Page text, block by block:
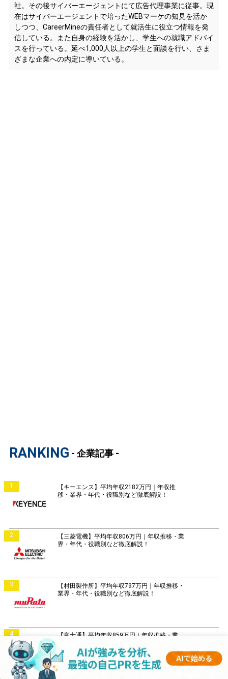
社。その後サイバーエージェントにて広告代理事業に従事。現
在はサイバーエージェントで培ったWEBマーケの知見を活か
しつつ、CareerMineの責任者として就活生に役立つ情報を発
信している。また自身の経験を活かし、学生への就職アドバイ
スを行っている。延べ1,000人以上の学生と面談を行い、さま
ざまな企業への内定に導いている。
RANKING - 企業記事 -
1
【キーエンス】平均年収2182万円｜年収推
移・業界・年代・役職別など徹底解説！
2
【三菱電機】平均年収806万円｜年収推移・業
界・年代・役職別など徹底解説！
3
【村田製作所】平均年収797万円｜年収推移・
業界・年代・役職別など徹底解説！
4
【富士通】平均年収859万円｜年収推移・業